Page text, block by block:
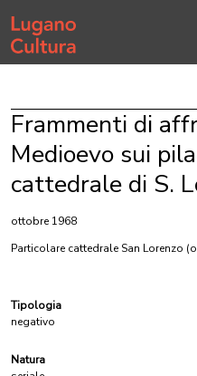
Home page
Frammenti di
Medioevo sui
cattedrale di S.
ottobre 1968
Particolare cattedrale San Lorenzo
Tipologia
negativo
Natura